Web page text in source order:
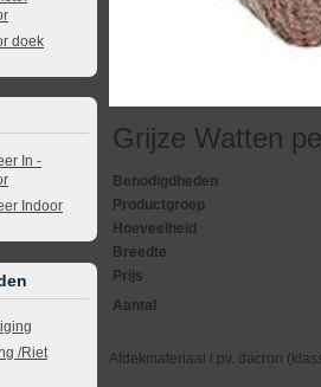
doek
In -
Indoor
/Riet
Grijze Watten
Benodigdheden
Productgroep
Hoeveelheid
Breedte
Prijs
Aantal
Afdekmateriaal i.pv. dacron